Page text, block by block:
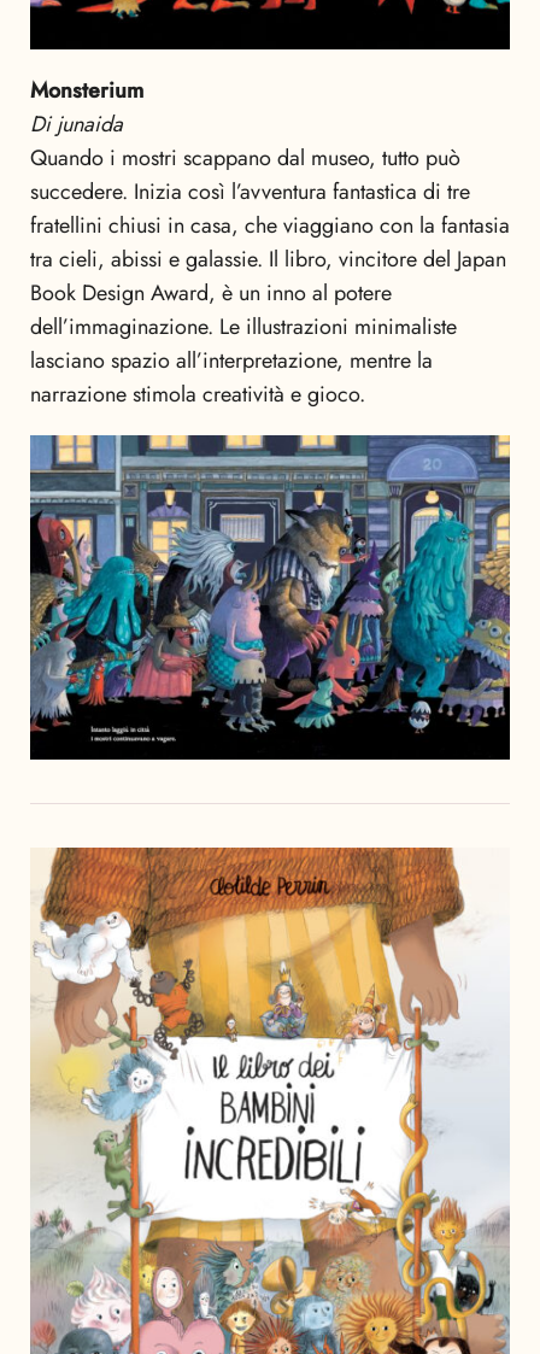
Monsterium
Di junaida
Quando i mostri scappano dal museo, tutto può
succedere. Inizia così l’avventura fantastica di tre
fratellini chiusi in casa, che viaggiano con la fantasia
tra cieli, abissi e galassie. Il libro, vincitore del Japan
Book Design Award, è un inno al potere
dell’immaginazione. Le illustrazioni minimaliste
lasciano spazio all’interpretazione, mentre la
narrazione stimola creatività e gioco.